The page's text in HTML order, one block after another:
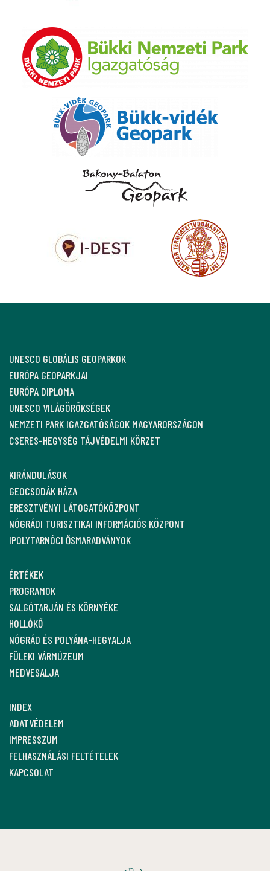
UNESCO GLOBÁLIS GEOPARKOK
EURÓPA GEOPARKJAI
EURÓPA DIPLOMA
UNESCO VILÁGÖRÖKSÉGEK
NEMZETI PARK IGAZGATÓSÁGOK MAGYARORSZÁGON
CSERES-HEGYSÉG TÁJVÉDELMI KÖRZET
KIRÁNDULÁSOK
GEOCSODÁK HÁZA
ERESZTVÉNYI LÁTOGATÓKÖZPONT
NÓGRÁDI TURISZTIKAI INFORMÁCIÓS KÖZPONT
IPOLYTARNÓCI ŐSMARADVÁNYOK
ÉRTÉKEK
PROGRAMOK
SALGÓTARJÁN ÉS KÖRNYÉKE
HOLLÓKŐ
NÓGRÁD ÉS POLYÁNA-HEGYALJA
FÜLEKI VÁRMÚZEUM
MEDVESALJA
INDEX
ADATVÉDELEM
IMPRESSZUM
FELHASZNÁLÁSI FELTÉTELEK
KAPCSOLAT